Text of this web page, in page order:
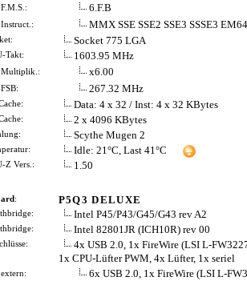
F.M.S.: 6.F.B
MMX SSE SSE2 SSE3 SSSE3
Socket 775 LGA
Takt: 1603.95 MHz
x6.00
FSB: 267.32 MHz
Data: 4 x 32 / Inst: 4 x 32 KBytes
2 x 4096 KBytes
Scythe Mugen 2
Idle: 21°C, Last 41°C
Z Vers.: 1.50
: P5Q3 DELUXE
Intel P45/P43/G45/G43 rev A2
Intel 82801JR (ICH10R) rev 00
4x USB 2.0, 1x FireWire (LSI L-
1x CPU-Lüfter PWM, 4x Lüfter, 1x seriel
6x USB 2.0, 1x FireWire (LSI L-